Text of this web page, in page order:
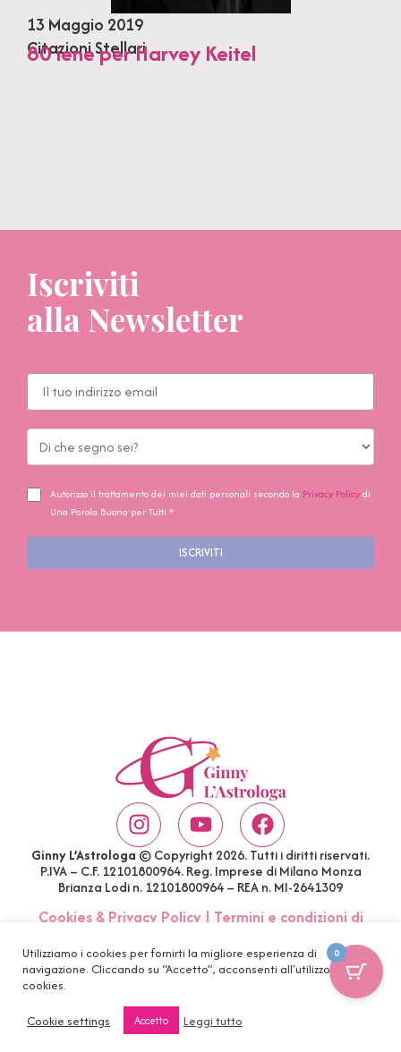
13 Maggio 2019
Citazioni Stellari
80 iene per Harvey Keitel
Iscriviti
alla Newsletter
Autorizzo il trattamento dei miei dati personali secondo la Privacy Policydi
Una Parola Buona per Tutti *
ISCRIVITI
Ginny L’Astrologa © Copyright 2026. Tutti i diritti riservati.
P.IVA – C.F. 12101800964. Reg. Imprese di Milano Monza
Brianza Lodi n. 12101800964 – REA n. MI-2641309
Cookies & Privacy Policy| Termini e condizioni di
Utilizziamo i cookies per fornirti la migliore esperienza di
navigazione. Cliccando su “Accetto”, acconsenti all'utilizzo di tutti i
cookies.
Cookie settings
Accetto Leggi tutto
0